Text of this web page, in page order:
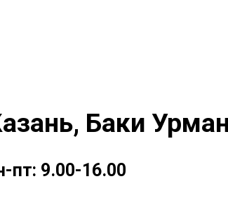
Баки
пт: 9.00-16.00